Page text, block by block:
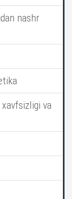
nashr
va